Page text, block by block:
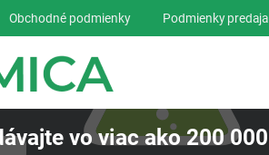
Obchodné podmienky Podmienky predaja
vo viac ako200 000